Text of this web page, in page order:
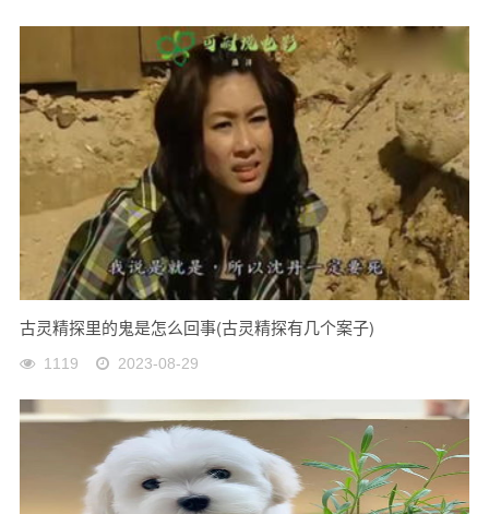
古灵精探里的鬼是怎么回事(古灵精探有几个案子)
1119 2023-08-29